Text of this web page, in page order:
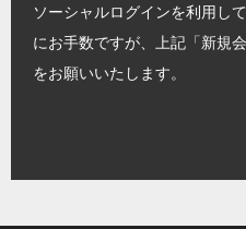
ソーシャルログインを利用し
にお手数ですが、上記「新規
をお願いいたします。